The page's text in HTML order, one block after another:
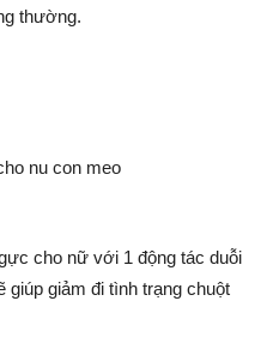
thường.
cho nữ với 1 động tác duỗi
giảm đi tình trạng chuột